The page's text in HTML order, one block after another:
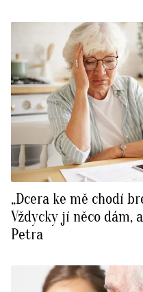
„Dcera ke mě chodí
Vždycky jí něco dám,
Petra